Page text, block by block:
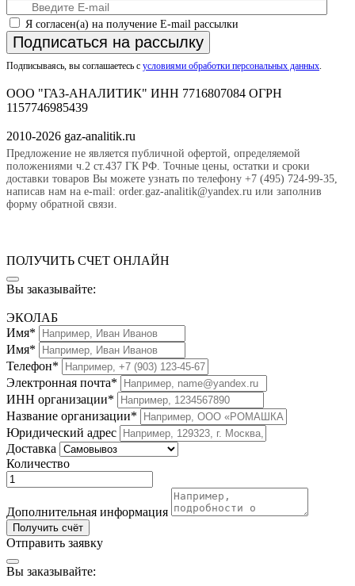
Я согласен(а) на получение E-mail рассылки
Подписаться на рассылку
Подписываясь, вы соглашаетесь с условиями обработки персональных данных.
ООО "ГАЗ-АНАЛИТИК" ИНН 7716807084 ОГРН
1157746985439
2010-2026 gaz-analitik.ru
Предложение не является публичной офертой, определяемой
положениями ч.2 ст.437 ГК РФ. Точные цены, остатки и сроки
доставки товаров Вы можете узнать по телефону +7 (495) 724-99-35,
написав нам на e-mail: order.gaz-analitik@yandex.ru или заполнив
форму обратной связи.
ПОЛУЧИТЬ СЧЕТ ОНЛАЙН
Вы заказывайте:
ЭКОЛАБ
Имя*
Имя*
Телефон*
Электронная почта*
ИНН организации*
Название организации*
Юридический адрес
Доставка
Количество
Дополнительная информация
Получить счёт
Отправить заявку
Вы заказывайте: